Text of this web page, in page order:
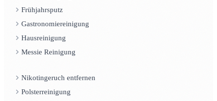
Frühjahrsputz
Gastronomiereinigung
Hausreinigung
Messie Reinigung
Nikotingeruch entfernen
Polsterreinigung